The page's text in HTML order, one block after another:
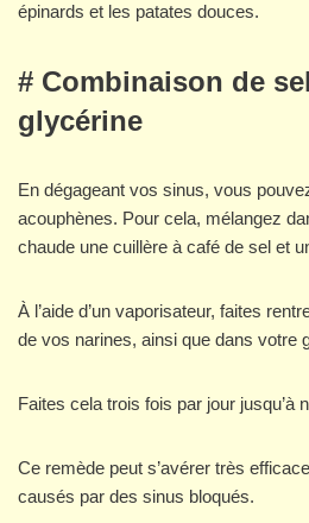
épinards et les patates douces.
# Combinaison de
glycérine
En dégageant vos sinus, vous
acouphènes. Pour cela, mélangez
chaude une cuillère à café de sel et
À l’aide d’un vaporisateur, faites
de vos narines, ainsi que dans votre
Faites cela trois fois par jour jusqu’à
Ce remède peut s’avérer très
causés par des sinus bloqués.